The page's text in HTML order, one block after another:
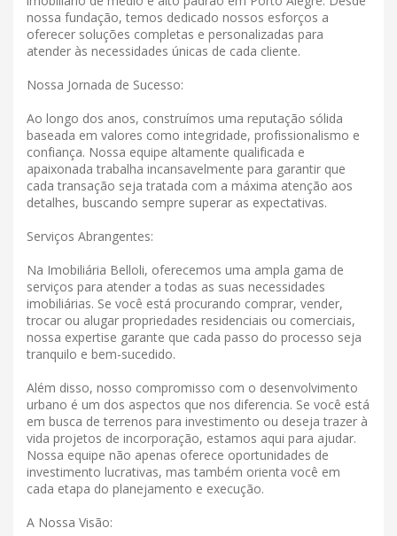
nossa fundação, temos dedicado nossos esforços a
oferecer soluções completas e personalizadas para
atender às necessidades únicas de cada cliente.
Nossa Jornada de Sucesso:
Ao longo dos anos, construímos uma reputação sólida
baseada em valores como integridade, profissionalismo e
confiança. Nossa equipe altamente qualificada e
apaixonada trabalha incansavelmente para garantir que
cada transação seja tratada com a máxima atenção aos
detalhes, buscando sempre superar as expectativas.
Serviços Abrangentes:
Na Imobiliária Belloli, oferecemos uma ampla gama de
serviços para atender a todas as suas necessidades
imobiliárias. Se você está procurando comprar, vender,
trocar ou alugar propriedades residenciais ou comerciais,
nossa expertise garante que cada passo do processo seja
tranquilo e bem-sucedido.
Além disso, nosso compromisso com o desenvolvimento
urbano é um dos aspectos que nos diferencia. Se você está
em busca de terrenos para investimento ou deseja trazer à
vida projetos de incorporação, estamos aqui para ajudar.
Nossa equipe não apenas oferece oportunidades de
investimento lucrativas, mas também orienta você em
cada etapa do planejamento e execução.
A Nossa Visão: